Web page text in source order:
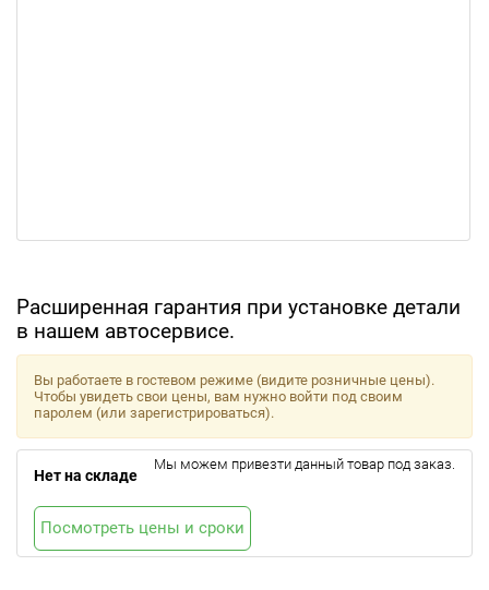
Расширенная гарантия при установке детали
в нашем автосервисе.
Вы работаете в гостевом режиме (видите розничные цены).
Чтобы увидеть свои цены, вам нужно войти под своим
паролем (или зарегистрироваться).
Нет на складе
Мы можем привезти данный товар под заказ.
Посмотреть цены и сроки